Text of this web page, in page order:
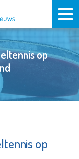
op
op